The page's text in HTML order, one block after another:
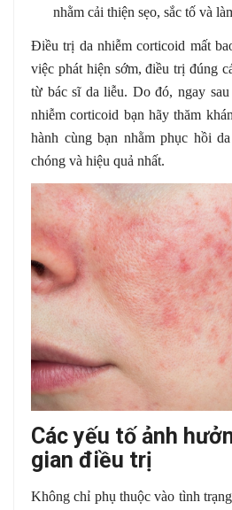
nhằm cải thiện sẹo, sắc tố và
Điều trị da nhiễm corticoid mất
việc phát hiện sớm, điều trị đúng
từ bác sĩ da liễu. Do đó, ngay
nhiễm corticoid bạn hãy thăm
hành cùng bạn nhằm phục hồi
chóng và hiệu quả nhất.
Các yếu tố ảnh
gian điều trị
Không chỉ phụ thuộc vào tình